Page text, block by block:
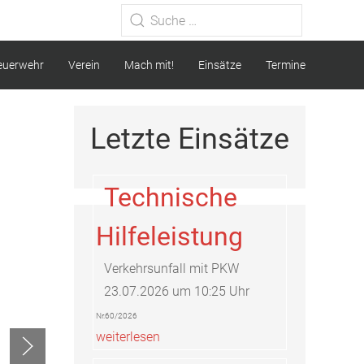
Type 2 or more characters for
results.
Verein Mach mit! Einsätze Termine
Letzte Einsätze
Technische
Hilfeleistung
Verkehrsunfall mit PKW
23.07.2026 um 10:25 Uhr
Nr.60/2026
weiterlesen